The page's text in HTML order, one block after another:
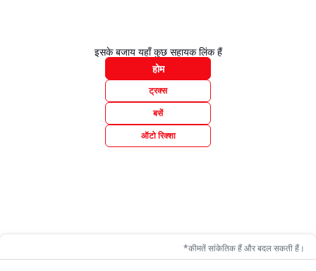
इसके बजाय यहाँ कुछ सहायक लिंक हैं
होम
ट्रक्स
बसें
ऑटो रिक्शा
*कीमतें सांकेतिक हैं और बदल सकती हैं।